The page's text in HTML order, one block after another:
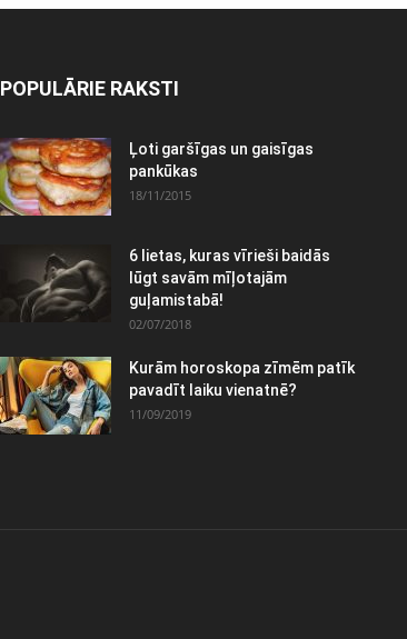
POPULĀRIE RAKSTI
Ļoti garšīgas un gaisīgas
pankūkas
18/11/2015
6 lietas, kuras vīrieši baidās
lūgt savām mīļotajām
guļamistabā!
02/07/2018
Kurām horoskopa zīmēm patīk
pavadīt laiku vienatnē?
11/09/2019